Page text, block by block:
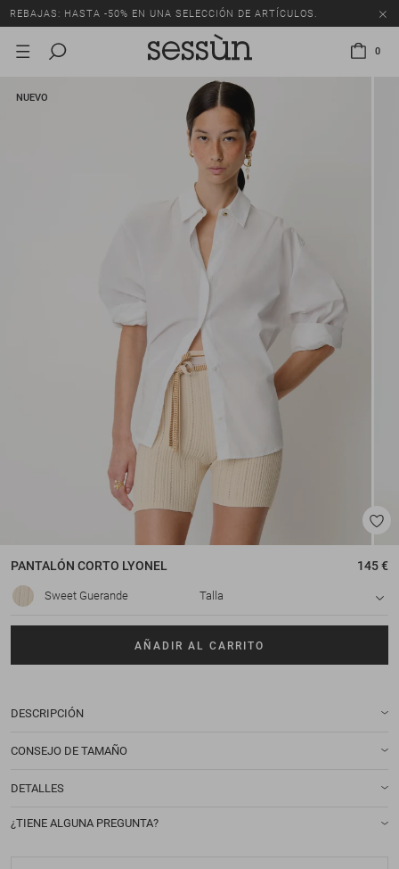
REBAJAS: HASTA -50% EN UNA SELECCIÓN DE ARTÍCULOS.
0
NUEVO
PANTALÓN CORTO LYONEL 145 €
Sweet Guerande Talla
AÑADIR AL CARRITO
DESCRIPCIÓN
CONSEJO DE TAMAÑO
DETALLES
¿TIENE ALGUNA PREGUNTA?